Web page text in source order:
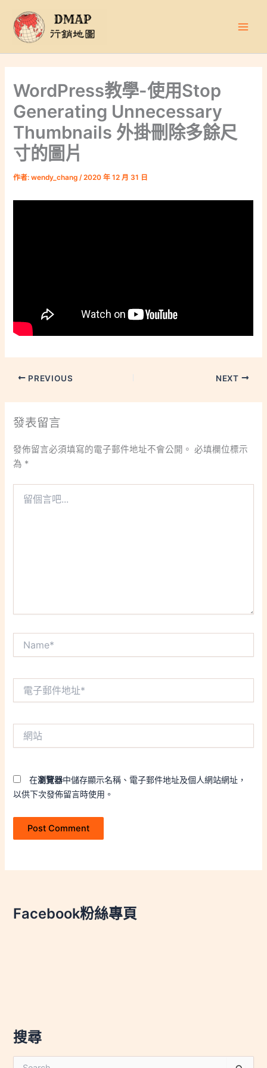
WordPress教學-使用Stop
Generating Unnecessary
Thumbnails 外掛刪除多餘尺
寸的圖片
作者:wendy_chang/2020 年 12 月 31 日
PREVIOUS NEXT
發表留言
發佈留言必須填寫的電子郵件地址不會公開。 必填欄位標示
為 *
在瀏覽器中儲存顯示名稱、電子郵件地址及個人網站網址，
以供下次發佈留言時使用。
Facebook粉絲專頁
搜尋